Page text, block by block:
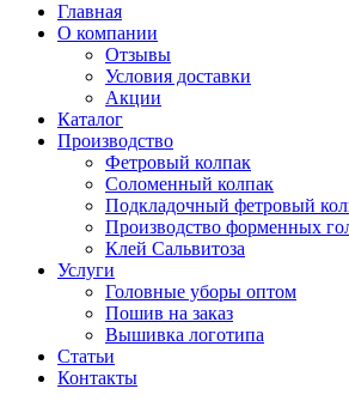
Главная
О компании
Отзывы
Условия доставки
Акции
Каталог
Производство
Фетровый колпак
Соломенный колпак
Подкладочный фетровый
Производство форменных
Клей Сальвитоза
Услуги
Головные уборы оптом
Пошив на заказ
Вышивка логотипа
Статьи
Контакты